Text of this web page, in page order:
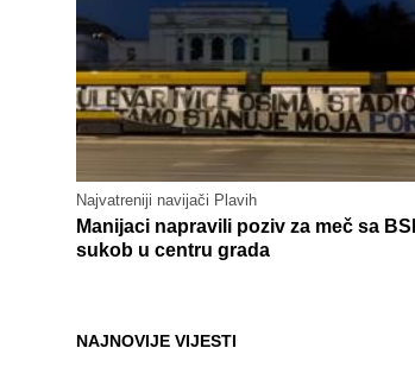
Najvatreniji navijači Plavih
Manijaci napravili poziv za meč sa
sukob u centru grada
NAJNOVIJE VIJESTI